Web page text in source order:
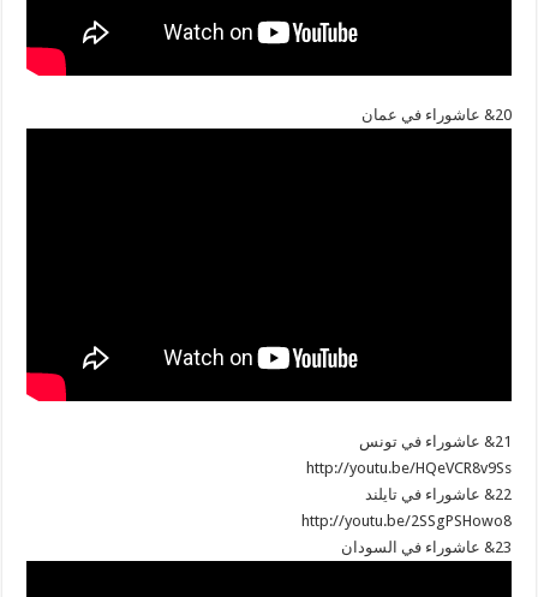
20& عاشوراء في عمان
21& عاشوراء في تونس
http://youtu.be/HQeVCR8v9Ss
22& عاشوراء في تايلند
http://youtu.be/2SSgPSHowo8
23& عاشوراء في السودان